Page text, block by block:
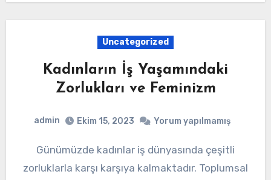
Uncategorized
Kadınların İş Yaşamındaki
Zorlukları ve Feminizm
admin Ekim 15, 2023 Yorum yapılmamış
Günümüzde kadınlar iş dünyasında çeşitli
zorluklarla karşı karşıya kalmaktadır. Toplumsal